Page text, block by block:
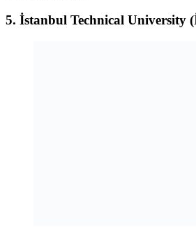
5. İstanbul Technical University